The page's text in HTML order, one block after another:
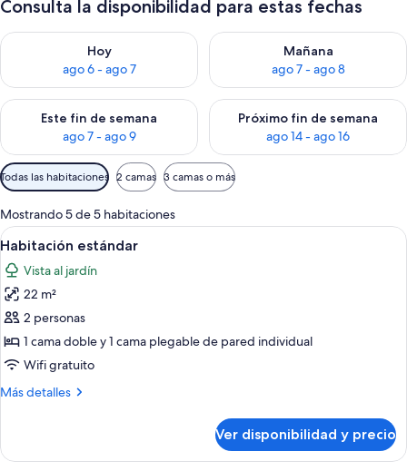
Consulta la disponibilidad para estas fechas
Hoy
ago 6 - ago 7
Consulta la disponibilidad para hoy ago 6 - ago 7
Mañana
ago 7 - ago 8
Consulta la disponibilidad
Este fin de semana
ago 7 - ago 9
Consulta la disponibilidad para este fin de semana ago 7 -
Próximo fin de semana
ago 14 - ago 16
Consulta la disponibilidad
Filtros
disponibles
para
las
habitaciones
Todas las habitaciones 2 camas 3 camas o más
Mostrando 5 de 5 habitaciones
Ver
todas
las
fotos
de
Habitación
estándar
Una habitación de hotel con una
4
Habitación estándar
Vista al jardín
22 m²
2 personas
1 cama doble y 1 cama plegable de pared individual
Wifi gratuito
Más detalles
Más
estándar
Ver disponibilidad y precio